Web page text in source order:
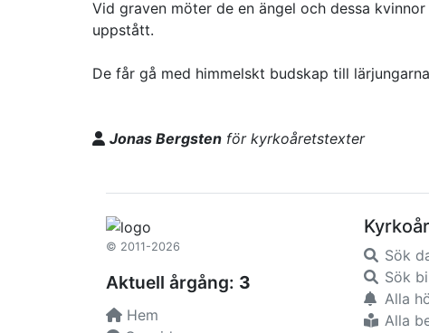
Vid graven möter de en ängel och dessa
uppstått.
De får gå med himmelskt budskap till
Jonas Bergsten för kyrkoåretstexter
© 2011-2026
Aktuell årgång: 3
Hem
Sök
Sök
Alla
Alla